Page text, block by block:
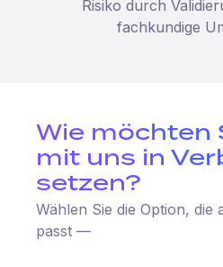
Risiko durch
fachkundige
Wie möchten
mit uns in
setzen?
Wählen Sie die Option, die
passt —